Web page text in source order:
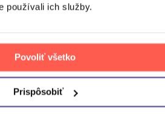
používali ich služby.
Povoliť všetko
Prispôsobiť
Skladom 27,50 €
SIS (Soft Is Strong)
CD
Nedostupné 27,50 €